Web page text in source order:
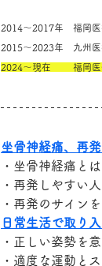
2014～2017年　福岡
2015～2023年　九州
2024～現在　　 福岡
坐骨神経痛、再
・坐骨神経痛と
・再発しやすい
・再発のサイン
日常生活で取り
・正しい姿勢を
・適度な運動と